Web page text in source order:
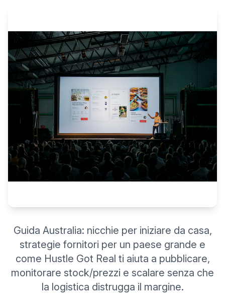
Guida Australia: nicchie per iniziare da casa,
strategie fornitori per un paese grande e
come Hustle Got Real ti aiuta a pubblicare,
monitorare stock/prezzi e scalare senza che
la logistica distrugga il margine.